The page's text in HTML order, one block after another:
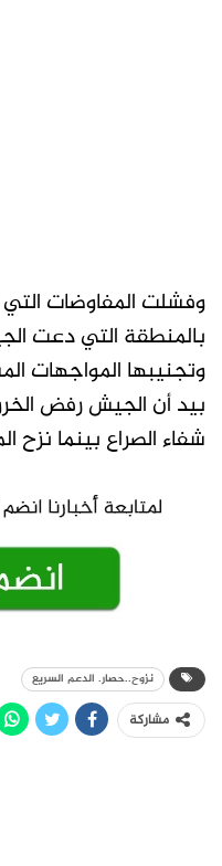
وفشلت المفاوضات التي
بالمنطقة التي دعت
وتجنيبها المواجهات
بيد أن الجيش رفض
شفاء الصراع بينما نزح
نزوح..حصار. الدعم السريع
مشاركة